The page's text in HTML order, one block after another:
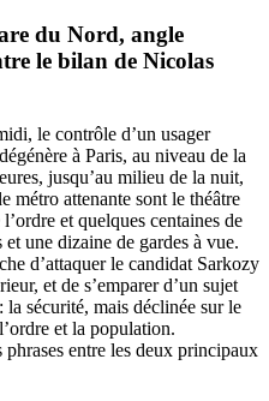
du Nord, angle
le bilan de Nicolas
le contrôle d’un usager
à Paris, au niveau de la
jusqu’au milieu de la nuit,
métro attenante sont le théâtre
et quelques centaines de
une dizaine de gardes à vue.
d’attaquer le candidat Sarkozy
et de s’emparer d’un sujet
la sécurité, mais déclinée sur le
et la population.
entre les deux principaux